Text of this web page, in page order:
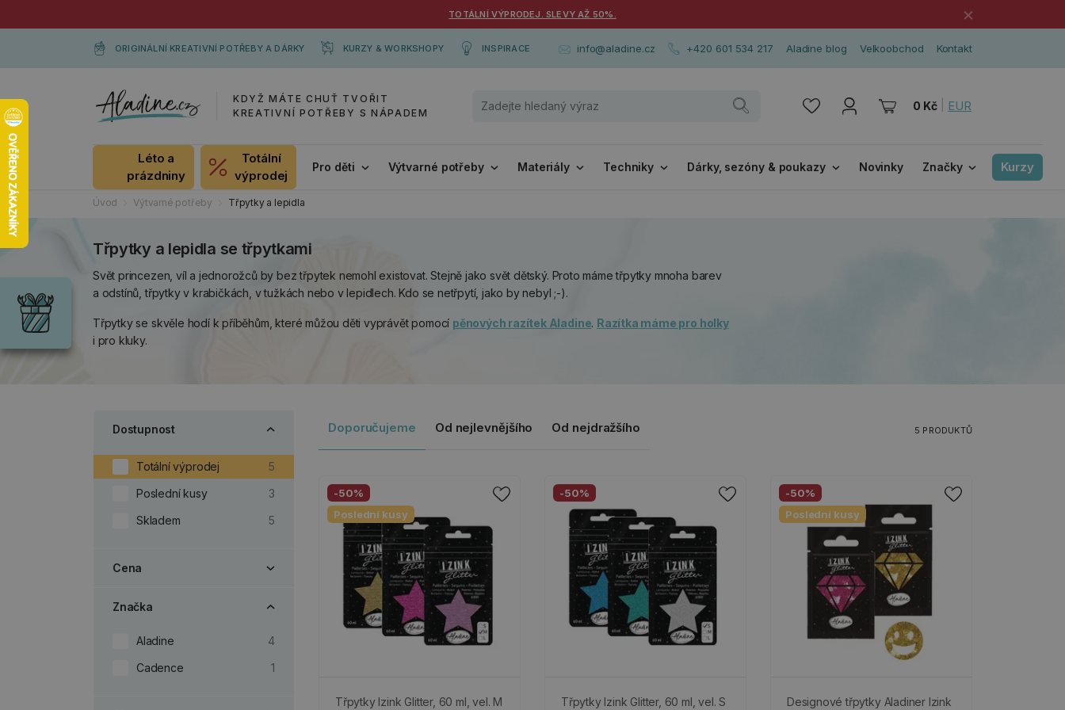
TOTÁLNÍ VÝPRODEJ. SLEVY AŽ 50%. ×
ORIGINÁLNÍ KREATIVNÍ POTŘEBY A DÁRKY KURZY & WORKSHOPY INSPIRACE info@aladine.cz +420 601 534 217 Aladine blog Velkoobchod Kontakt
KDYŽ MÁTE CHUŤ TVOŘIT
KREATIVNÍ POTŘEBY S NÁPADEM
0 Kč EUR
Léto a
prázdniny
Totální
výprodej
Pro děti Výtvarné potřeby Materiály Techniky Dárky, sezóny & poukazy Novinky Značky Kurzy
Úvod Výtvarné potřeby Třpytky a lepidla
Třpytky a lepidla se třpytkami
Svět princezen, víl a jednorožců by bez třpytek nemohl existovat. Stejně jako svět dětský. Proto máme třpytky mnoha barev
a odstínů, třpytky v krabičkách, v tužkách nebo v lepidlech. Kdo se netřpytí, jako by nebyl ;-).
Třpytky se skvěle hodí k příběhům, které můžou děti vyprávět pomocí pěnových razítek Aladine. Razítka máme pro holky
i pro kluky.
Dostupnost
Totální výprodej
5
Poslední kusy
3
Skladem
5
Cena
Značka
Aladine
4
Cadence
1
Doporučujeme Od nejlevnějšího Od nejdražšího 5 PRODUKTŮ
-50%
Poslední kusy
Třpytky Izink Glitter, 60 ml, vel. M
-50%
Třpytky Izink Glitter, 60 ml, vel. S
-50%
Poslední kusy
Designové třpytky Aladiner Izink
Dárky
Wrendale
Radost pro
každou